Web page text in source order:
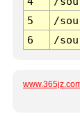
5
/
6
/